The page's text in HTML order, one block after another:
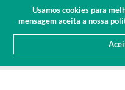
Usamos cookies para
mensagem aceita a nossa